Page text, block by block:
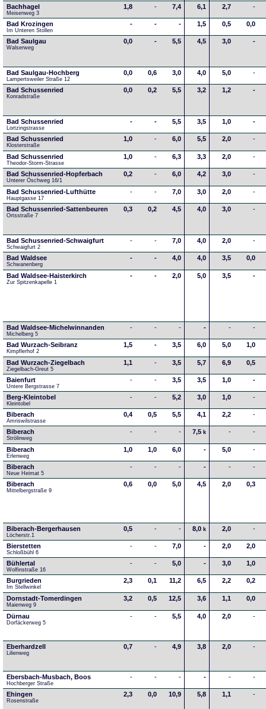
Bachhagel
Meisenweg 3
1,8 - 7,4 6,1 2,7 -
Bad Krozingen
Im Unteren Stollen
- - - 1,5 0,5 0,0
Bad Saulgau
Walserweg
0,0 - 5,5 4,5 3,0 -
Bad Saulgau-Hochberg
Lampertsweiler Straße 12
0,0 0,6 3,0 4,0 5,0 -
Bad Schussenried
Konradstraße
0,0 0,2 5,5 3,2 1,2 -
Bad Schussenried
Lortzingstrasse
- - 5,5 3,5 1,0 -
Bad Schussenried
Klosterstraße
1,0 - 6,0 5,5 2,0 -
Bad Schussenried
Theodor-Storm-Strasse
1,0 - 6,3 3,3 2,0 -
Bad Schussenried-Hopferbach
Unterer Öschweg 16/1
0,2 - 6,0 4,2 3,0 -
Bad Schussenried-Lufthütte
Hauptgasse 17
- - 7,0 3,0 2,0 -
Bad Schussenried-Sattenbeuren
Ortsstraße 7
0,3 0,2 4,5 4,0 3,0 -
Bad Schussenried-Schwaigfurt
Schwaigfurt 2
- - 7,0 4,0 2,0 -
Bad Waldsee
Schwanenberg
- - 4,0 4,0 3,5 0,0
Bad Waldsee-Haisterkirch
Zur Spitzenkapelle 1
- - 2,0 5,0 3,5 -
Bad Waldsee-Michelwinnanden
Michelberg 5
- - - - - -
Bad Wurzach-Seibranz
Kimpflerhof 2
1,5 - 3,5 6,0 5,0 1,0
Bad Wurzach-Ziegelbach
Ziegelbach-Greut 5
1,1 - 3,5 5,7 6,9 0,5
Baienfurt
Untere Bergstrasse 7
- - 3,5 3,5 1,0 -
Berg-Kleintobel
Kleintobel
- - 5,2 3,0 1,0 -
Biberach
Amriswilstrasse
0,4 0,5 5,5 4,1 2,2 -
Biberach
Strölinweg
- - - 7,5 k - -
Biberach
Erlenweg
1,0 1,0 6,0 - 5,0 -
Biberach
Neue Heimat 5
- - - - - -
Biberach
Mittelbergstraße 9
0,6 0,0 5,0 4,5 2,0 0,3
Biberach-Bergerhausen
Löcherstr.1
0,5 - - 8,0 k 2,0 -
Bierstetten
Schloßbühl 6
- - 7,0 - 2,0 2,0
Bühlertal
Wolfinstraße 16
- - 5,0 - 3,0 1,0
Burgrieden
Im Stellwinkel
2,3 0,1 11,2 6,5 2,2 0,2
Dornstadt-Tomerdingen
Maienweg 9
3,2 0,5 12,5 3,6 1,1 0,0
Dürnau
Dorfäckerweg 5
- - 5,5 4,0 2,0 -
Eberhardzell
Lilienweg
0,7 - 4,9 3,8 2,0 -
Ebersbach-Musbach, Boos
Hochberger Straße
- - - - - -
Ehingen
Rosenstraße
2,3 0,0 10,9 5,8 1,1 -